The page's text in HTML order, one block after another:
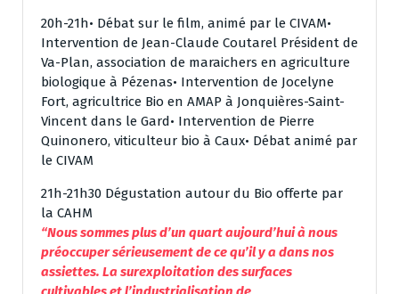
20h-21h• Débat sur le film, animé par le CIVAM•
Intervention de Jean-Claude Coutarel Président de
Va-Plan, association de maraichers en agriculture
biologique à Pézenas• Intervention de Jocelyne
Fort, agricultrice Bio en AMAP à Jonquières-Saint-
Vincent dans le Gard• Intervention de Pierre
Quinonero, viticulteur bio à Caux• Débat animé par
le CIVAM
21h-21h30 Dégustation autour du Bio offerte par
la CAHM
“Nous sommes plus d’un quart aujourd’hui à nous
préoccuper sérieusement de ce qu’il y a dans nos
assiettes. La surexploitation des surfaces